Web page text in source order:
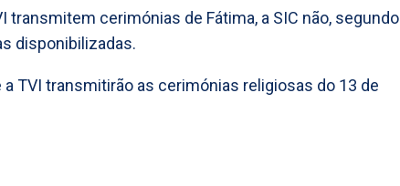
transmitem cerimónias de Fátima, a SIC não, segundo
disponibilizadas.
a TVI transmitirão as cerimónias religiosas do 13 de